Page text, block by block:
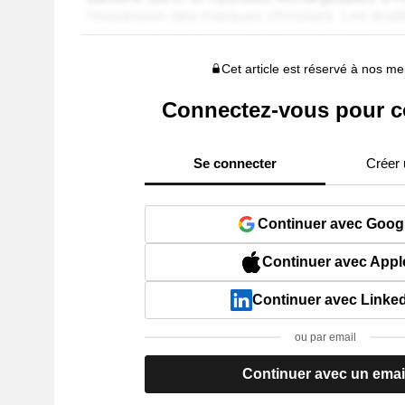
Cet article est réservé à nos
Connectez-vous pour
Se connecter Créer
Continuer avec
Continuer avec
Continuer avec
ou par email
Continuer avec un email